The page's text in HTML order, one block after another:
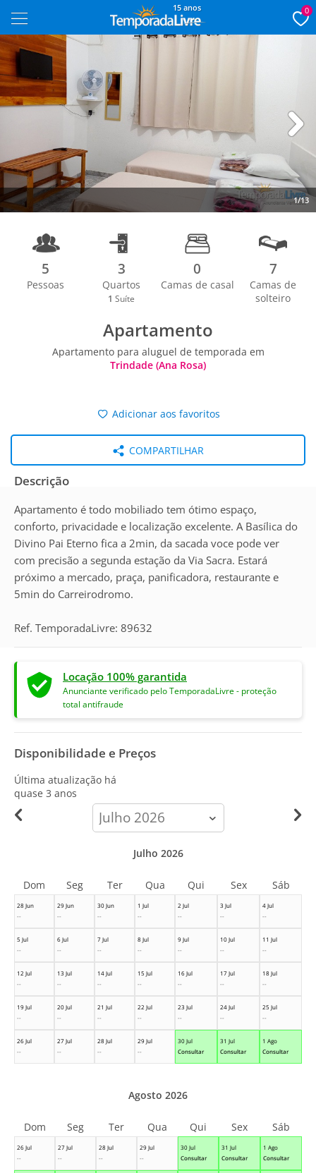
15 anos 0
1/13
Next
5
Pessoas
3
Quartos
1 Suíte
0
Camas de casal
7
Camas de
solteiro
Apartamento
Apartamento para aluguel de temporada em
Trindade (Ana Rosa)
Adicionar aos favoritos
COMPARTILHAR
Descrição
Apartamento é todo mobiliado tem ótimo espaço,
conforto, privacidade e localização excelente. A Basílica do
Divino Pai Eterno fica a 2min, da sacada voce pode ver
com precisão a segunda estação da Via Sacra. Estará
próximo a mercado, praça, panificadora, restaurante e
5min do Carreirodromo.
Ref. TemporadaLivre: 89632
Locação 100% garantida
Anunciante verificado pelo TemporadaLivre - proteção
total antifraude
Disponibilidade e Preços
Última atualização há
quase 3 anos
calendar-
month
28 Jun
--
29 Jun
--
30 Jun
--
1 Jul
--
2 Jul
--
3 Jul
--
4 Jul
--
5 Jul
--
6 Jul
--
7 Jul
--
8 Jul
--
9 Jul
--
10 Jul
--
11 Jul
--
12 Jul
--
13 Jul
--
14 Jul
--
15 Jul
--
16 Jul
--
17 Jul
--
18 Jul
--
19 Jul
--
20 Jul
--
21 Jul
--
22 Jul
--
23 Jul
--
24 Jul
--
25 Jul
--
26 Jul
--
27 Jul
--
28 Jul
--
29 Jul
--
30 Jul
Consultar
31 Jul
Consultar
1 Ago
Consultar
Julho 2026
Dom Seg Ter Qua Qui Sex Sáb
26 Jul
--
27 Jul
--
28 Jul
--
29 Jul
--
30 Jul
Consultar
31 Jul
Consultar
1 Ago
Consultar
Agosto 2026
Dom Seg Ter Qua Qui Sex Sáb